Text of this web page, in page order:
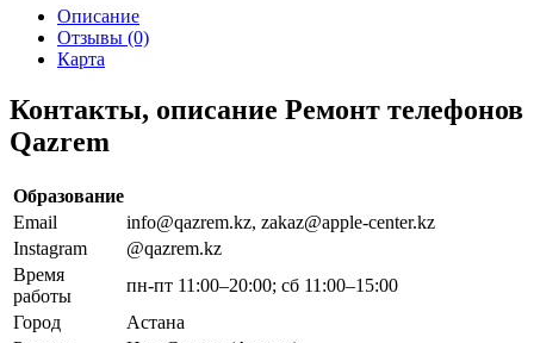
Описание
Отзывы (0)
Карта
Контакты, описание Ремонт телефонов
Qazrem
Образование
Email
info@qazrem.kz, zakaz@apple-center.kz
Instagram
@qazrem.kz
Время
работы
пн-пт 11:00–20:00; сб 11:00–15:00
Город
Астана